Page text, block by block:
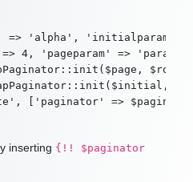
=> 'alpha', 'initialparam'
=> 4, 'pageparam' =>
inserting {!! $paginator